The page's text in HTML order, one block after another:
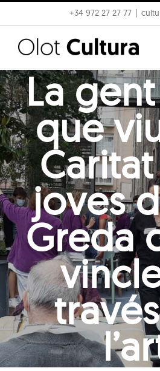
to
content
+34 972 27 27 77
La
que
joves
Greda